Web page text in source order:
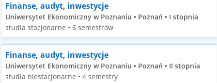
Finanse, audyt, inwestycje
Uniwersytet Ekonomiczny w Poznaniu • Poznań • I stopnia
studia stacjonarne • 6 semestrów
Finanse, audyt, inwestycje
Uniwersytet Ekonomiczny w Poznaniu • Poznań • II stopnia
studia niestacjonarne • 4 semestry